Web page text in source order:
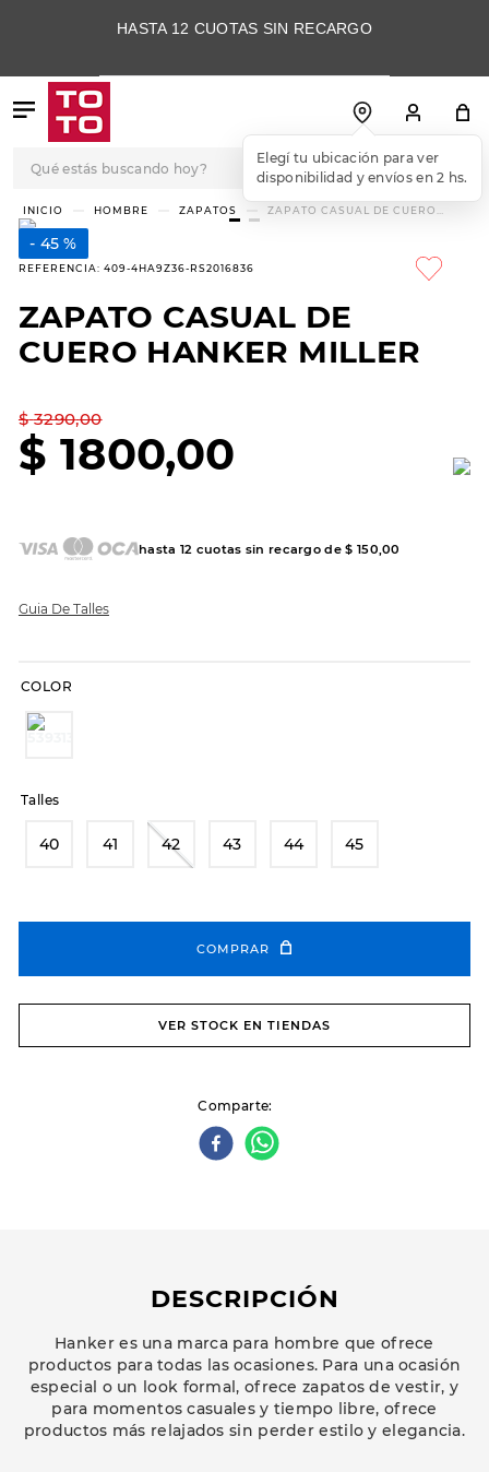
HASTA 12 CUOTAS SIN RECARGO
Elegí tu ubicación para ver
disponibilidad y envíos en 2 hs.
HOMBRE ZAPATOS
ZAPATO CASUAL DE CUERO
45 %
REFERENCIA: 409-4HA9Z36-RS2016836
ZAPATO CASUAL DE
CUERO HANKER MILLER
$ 3290,00
$ 1800,00
hasta 12 cuotas sin recargo de$ 150 ,00
Guia De Talles
COLOR
Talles
40 41 42 43 44 45
COMPRAR
VER STOCK EN TIENDAS
Comparte
DESCRIPCIÓN
Hanker es una marca para hombre que ofrece
productos para todas las ocasiones. Para una ocasión
especial o un look formal, ofrece zapatos de vestir, y
para momentos casuales y tiempo libre, ofrece
productos más relajados sin perder estilo y elegancia.
TÉRMINOS MÁS
BUSCADOS
3.
skechers slip-ins